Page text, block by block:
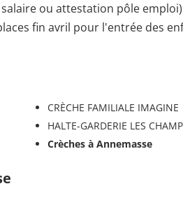
ou attestation pôle
fin avril pour l'entrée des
CRÈCHE FAMILIALE IMAGINE
HALTE-GARDERIE LES
Crèches à Annemasse